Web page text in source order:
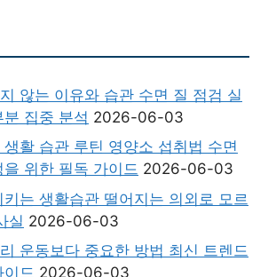
않는 이유와 습관 수면 질 점검 실
집중 분석 2026-06-03
생활 습관 루틴 영양소 섭취법 수면
위한 필독 가이드 2026-06-03
는 생활습관 떨어지는 의외로 모르
실 2026-06-03
운동보다 중요한 방법 최신 트렌드
이드 2026-06-03